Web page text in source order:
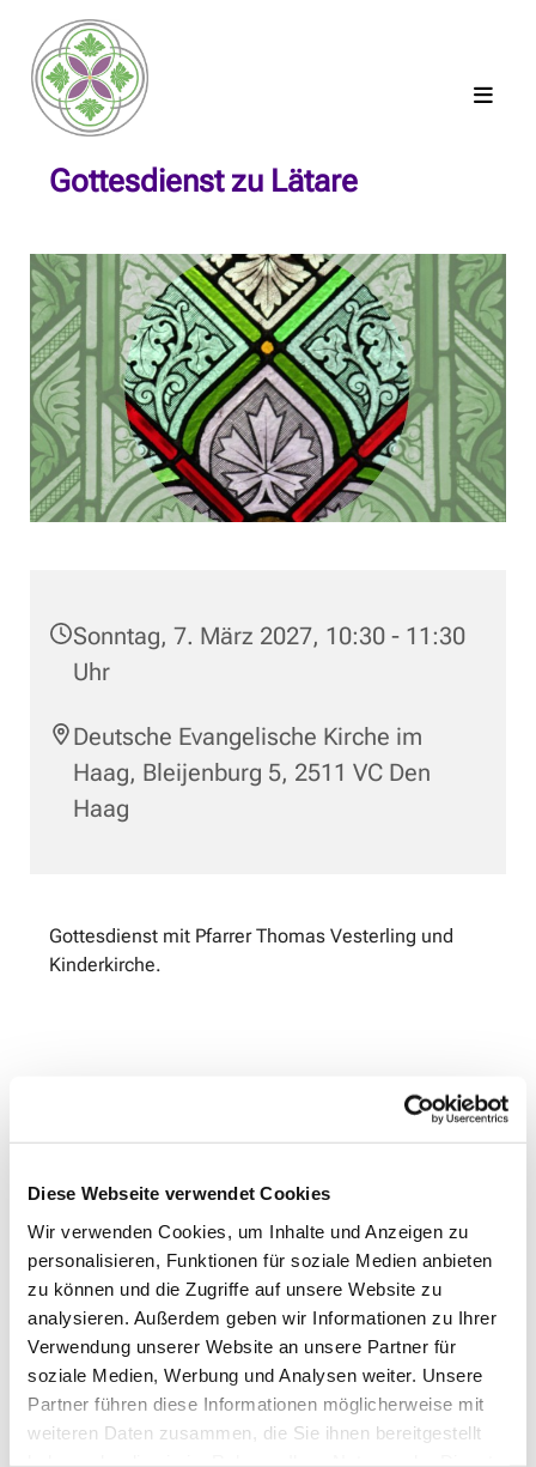
Diese Webseite verwendet Cookies
Wir verwenden Cookies, um Inhalte und Anzeigen zu
personalisieren, Funktionen für soziale Medien anbieten
zu können und die Zugriffe auf unsere Website zu
analysieren. Außerdem geben wir Informationen zu Ihrer
Verwendung unserer Website an unsere Partner für
soziale Medien, Werbung und Analysen weiter. Unsere
Partner führen diese Informationen möglicherweise mit
weiteren Daten zusammen, die Sie ihnen bereitgestellt
Gottesdienst zu Lätare
Sonntag, 7. März 2027, 10:30 - 11:30
Uhr
Deutsche Evangelische Kirche im
Haag, Bleijenburg 5, 2511 VC Den
Haag
Gottesdienst mit Pfarrer Thomas Vesterling und
Kinderkirche.